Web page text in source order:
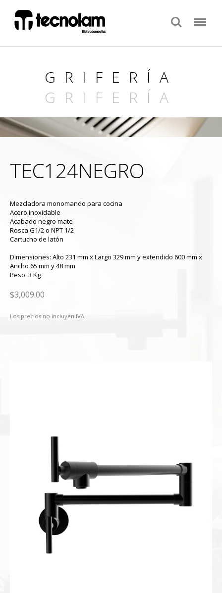
Search Menu
GRIFERÍA
GRIFERÍA
TEC124NEGRO
Mezcladora monomando para cocina
Acero inoxidable
Acabado negro mate
Rosca G1/2 o NPT 1/2
Cartucho de latón
Dimensiones: Alto 231 mm x Largo 329 mm y extendido 600 mm x
Ancho 65 mm y 48 mm
Peso: 3 Kg
$3,009.00
Los precios no incluyen IVA